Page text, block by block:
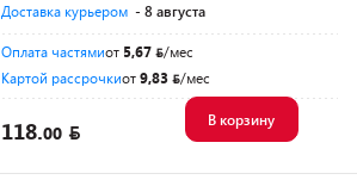
Доставка курьером - 8 августа
Оплата частямиот 5,67
/мес
Картой рассрочкиот9,83 /мес
118.00
В корзину